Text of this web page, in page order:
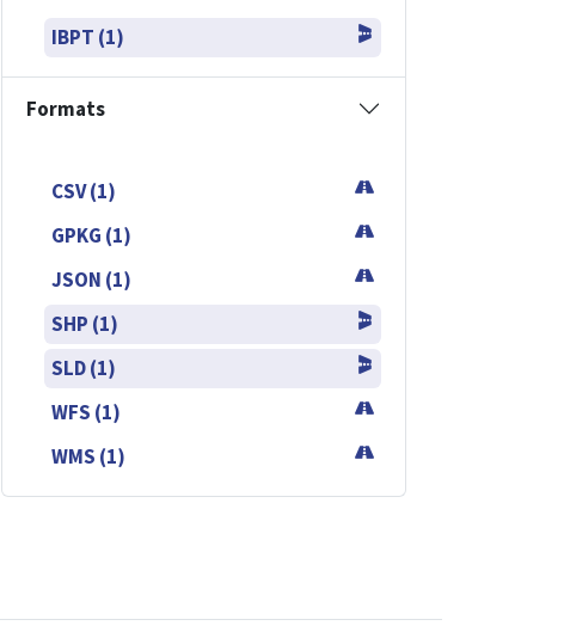
IBPT (1)
Formats
CSV (1)
GPKG (1)
JSON (1)
SHP (1)
SLD (1)
WFS (1)
WMS (1)